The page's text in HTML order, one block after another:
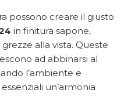
possono creare il giusto
in finitura sapone,
alla vista. Queste
ad abbinarsi al
l’ambiente e
un’armonia